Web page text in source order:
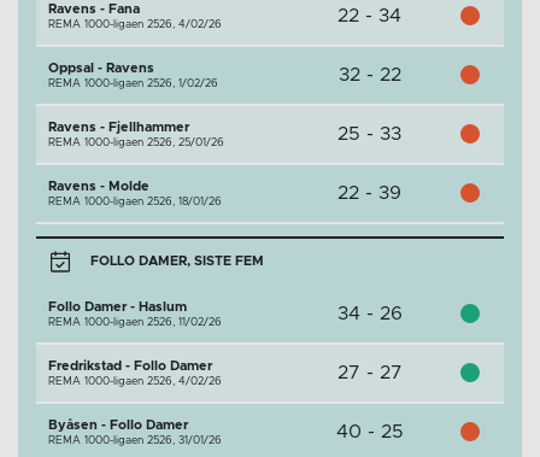
Ravens - Fana
REMA 1000-ligaen 2526, 4/02/26 22 - 34
Oppsal - Ravens
REMA 1000-ligaen 2526, 1/02/26 32 - 22
Ravens - Fjellhammer
REMA 1000-ligaen 2526, 25/01/26 25 - 33
Ravens - Molde
REMA 1000-ligaen 2526, 18/01/26 22 - 39
FOLLO DAMER, SISTE FEM
Follo Damer - Haslum
REMA 1000-ligaen 2526, 11/02/26 34 - 26
Fredrikstad - Follo Damer
REMA 1000-ligaen 2526, 4/02/26 27 - 27
Byåsen - Follo Damer
REMA 1000-ligaen 2526, 31/01/26 40 - 25